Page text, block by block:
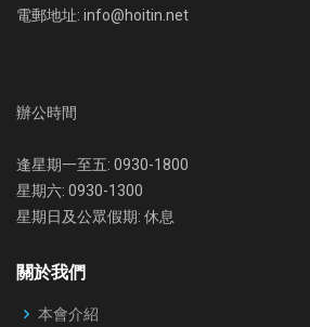
電郵地址: info@hoitin.net
辦公時間
逢星期一至五: 0930-1800
星期六: 0930-1300
星期日及公眾假期: 休息
關於我們
本會介紹